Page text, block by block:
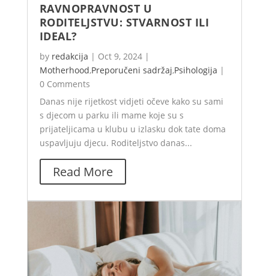
RAVNOPRAVNOST U
RODITELJSTVU: STVARNOST ILI
IDEAL?
by redakcija | Oct 9, 2024 |
Motherhood,Preporučeni sadržaj,Psihologija |
0 Comments
Danas nije rijetkost vidjeti očeve kako su sami
s djecom u parku ili mame koje su s
prijateljicama u klubu u izlasku dok tate doma
uspavljuju djecu. Roditeljstvo danas...
Read More